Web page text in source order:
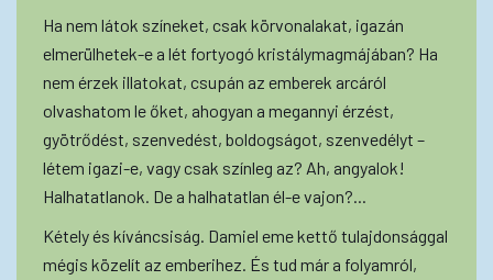
Ha nem látok színeket, csak körvonalakat, igazán
elmerülhetek-e a lét fortyogó kristálymagmájában? Ha
nem érzek illatokat, csupán az emberek arcáról
olvashatom le őket, ahogyan a megannyi érzést,
gyötrődést, szenvedést, boldogságot, szenvedélyt –
létem igazi-e, vagy csak színleg az? Ah, angyalok!
Halhatatlanok. De a halhatatlan él-e vajon?...
Kétely és kíváncsiság. Damiel eme kettő tulajdonsággal
mégis közelít az emberihez. És tud már a folyamról,